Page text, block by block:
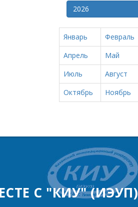
2026
Январь Февраль
Апрель
Май
Июль
Август
Октябрь
Ноябрь
С "КИУ" (ИЭУП)